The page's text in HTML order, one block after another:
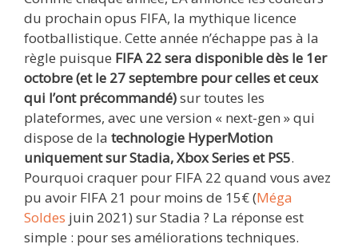
du prochain opus FIFA, la mythique licence
footballistique. Cette année n’échappe pas à la
règle puisque FIFA 22 sera disponible dès le 1er
octobre (et le 27 septembre pour celles et ceux
qui l’ont précommandé)sur toutes les
plateformes, avec une version « next-gen » qui
dispose de la technologie HyperMotion
uniquement sur Stadia, Xbox Series et PS5.
Pourquoi craquer pour FIFA 22 quand vous avez
pu avoir FIFA 21 pour moins de 15€ (Méga
Soldes juin 2021) sur Stadia ? La réponse est
simple : pour ses améliorations techniques.